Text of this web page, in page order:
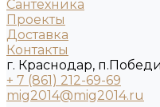
Сантехника
Проекты
Доставка
Контакты
г. Краснодар,
+ 7 (861) 212-69-69
mig2014@mig2014.ru